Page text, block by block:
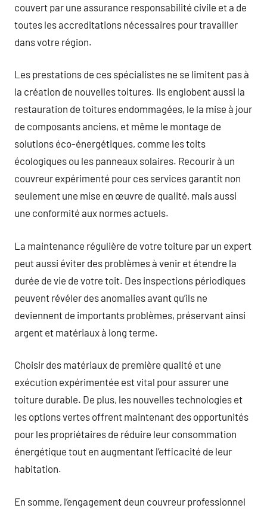
couvert par une assurance responsabilité civile et a de
toutes les accreditations nécessaires pour travailler
dans votre région.
Les prestations de ces spécialistes ne se limitent pas à
la création de nouvelles toitures. Ils englobent aussi la
restauration de toitures endommagées, le la mise à jour
de composants anciens, et même le montage de
solutions éco-énergétiques, comme les toits
écologiques ou les panneaux solaires. Recourir à un
couvreur expérimenté pour ces services garantit non
seulement une mise en œuvre de qualité, mais aussi
une conformité aux normes actuels.
La maintenance régulière de votre toiture par un expert
peut aussi éviter des problèmes à venir et étendre la
durée de vie de votre toit. Des inspections périodiques
peuvent révéler des anomalies avant qu’ils ne
deviennent de importants problèmes, préservant ainsi
argent et matériaux à long terme.
Choisir des matériaux de première qualité et une
exécution expérimentée est vital pour assurer une
toiture durable. De plus, les nouvelles technologies et
les options vertes offrent maintenant des opportunités
pour les propriétaires de réduire leur consommation
énergétique tout en augmentant l’efficacité de leur
habitation.
En somme, l’engagement deun couvreur professionnel